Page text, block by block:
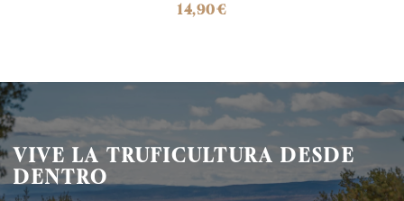
14,90€
VIVE LA TRUFICULTURA DESDE
DENTRO